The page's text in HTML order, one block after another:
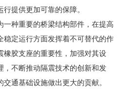
提供更加可靠的保障。
一种重要的桥梁结构部件，在提高
稳定运行方面发挥着不可替代的作
橡胶支座的重要性，加强对其设
，不断推动隔震技术的创新和发
通基础设施做出更大的贡献。